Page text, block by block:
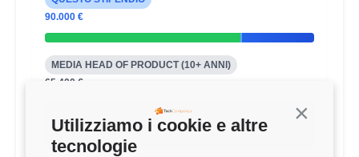
Continua
Utilizziamo i cookie e altre
tecnologie
90.000 €
MEDIA HEAD OF PRODUCT (10+ ANNI)
65,400 €
Questo stipendio è al 84
° percentile
+37.61% rispetto alla media